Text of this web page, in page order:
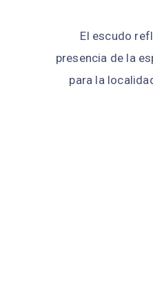
El escudo
presencia de la
para la